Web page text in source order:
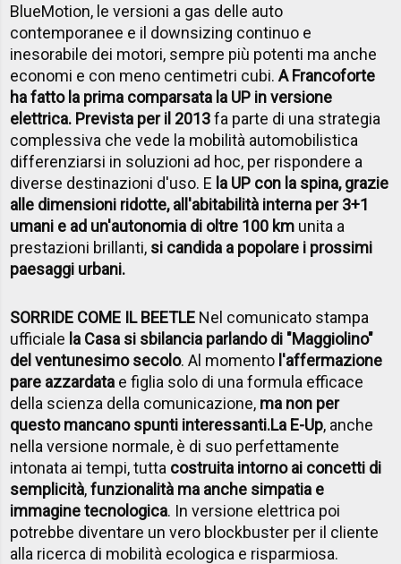
BlueMotion, le versioni a gas delle auto
contemporanee e il downsizing continuo e
inesorabile dei motori, sempre più potenti ma anche
economi e con meno centimetri cubi.A Francoforte
ha fatto la prima comparsata la UP in versione
elettrica. Prevista per il 2013fa parte di una strategia
complessiva che vede la mobilità automobilistica
differenziarsi in soluzioni ad hoc, per rispondere a
diverse destinazioni d'uso. E la UP con la spina, grazie
alle dimensioni ridotte, all'abitabilità interna per 3+1
umani e ad un'autonomia di oltre 100 km unita a
prestazioni brillanti, si candida a popolare i prossimi
paesaggi urbani.
SORRIDE COME IL BEETLE Nel comunicato stampa
ufficiale la Casa si sbilancia parlando di "Maggiolino"
del ventunesimo secolo. Al momento l'affermazione
pare azzardata e figlia solo di una formula efficace
della scienza della comunicazione, ma non per
questo mancano spunti interessanti.La E-Up, anche
nella versione normale, è di suo perfettamente
intonata ai tempi, tutta costruita intorno ai concetti di
semplicità,funzionalità ma anche simpatia e
immagine tecnologica. In versione elettrica poi
potrebbe diventare un vero blockbuster per il cliente
alla ricerca di mobilità ecologica e risparmiosa.